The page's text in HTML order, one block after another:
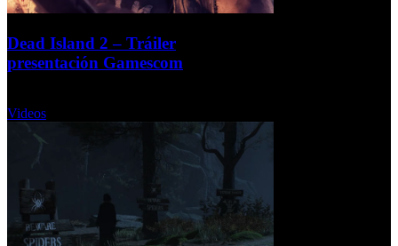
Dead Island 2 – Tráiler
presentación Gamescom
Videos